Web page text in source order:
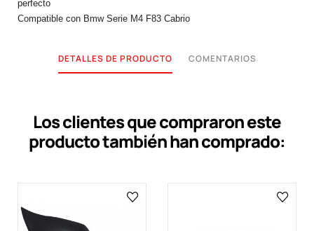
perfecto
Compatible con Bmw Serie M4 F83 Cabrio
DETALLES DE PRODUCTO COMENTARIOS
Los clientes que compraron este
producto también han comprado: